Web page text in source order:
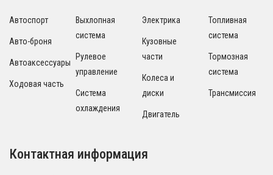
Автоспорт
Авто-броня
Автоаксессуары
Ходовая часть
Выхлопная
система
Рулевое
управление
Система
охлаждения
Электрика
Кузовные
части
Колеса и
диски
Двигатель
Топливная
система
Тормозная
система
Трансмиссия
Контактная информация